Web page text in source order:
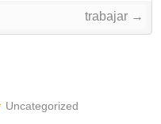
trabajar →
Uncategorized